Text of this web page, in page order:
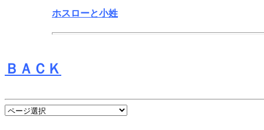
ホスローと小姓
ＢＡＣＫ